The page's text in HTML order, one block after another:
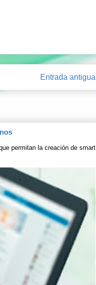
Entrada antigua
permitan la creación de smart